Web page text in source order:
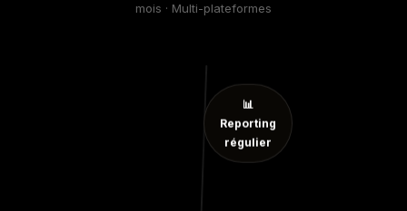
mois · Multi-plateformes
📊
Reporting
régulier